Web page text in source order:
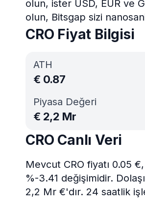
olun, ister USD, EUR ve
olun, Bitsgap sizi
CRO Fiyat Bilgisi
ATH
€ 0.87
Piyasa Değeri
€ 2,2 Mr
CRO Canlı Veri
Mevcut CRO fiyatı 0.05
%-3.41 değişimidir.
2,2 Mr €'dır. 24 saatlik